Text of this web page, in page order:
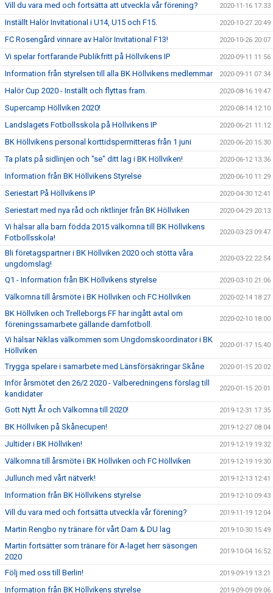
Vill du vara med och fortsätta att utveckla vår förening? 2020-11-16 17:33
Inställt Halör Invitational i U14, U15 och F15. 2020-10-27 20:49
FC Rosengård vinnare av Halör Invitational F13! 2020-10-26 20:07
Vi spelar fortfarande Publikfritt på Höllvikens IP 2020-09-11 11:56
Information från styrelsen till alla BK Höllvikens medlemmar 2020-09-11 07:34
Halör Cup 2020 - Inställt och flyttas fram. 2020-08-16 19:47
Supercamp Höllviken 2020! 2020-08-14 12:10
Landslagets Fotbollsskola på Höllvikens IP 2020-06-21 11:12
BK Höllvikens personal korttidspermitteras från 1 juni 2020-06-20 15:30
Ta plats på sidlinjen och "se" ditt lag i BK Höllviken! 2020-06-12 13:36
Information från BK Höllvikens Styrelse 2020-06-10 11:29
Seriestart På Höllvikens IP 2020-04-30 12:41
Seriestart med nya råd och riktlinjer från BK Höllviken 2020-04-29 20:13
Vi hälsar alla barn födda 2015 välkomna till BK Höllvikens
Fotbollsskola!
2020-03-23 09:47
Bli företagspartner i BK Höllviken 2020 och stötta våra
ungdomslag!
2020-03-22 22:54
Q1 - Information från BK Höllvikens styrelse 2020-03-10 21:06
Välkomna till årsmöte i BK Höllviken och FC Höllviken 2020-02-14 18:27
BK Höllviken och Trelleborgs FF har ingått avtal om
föreningssamarbete gällande damfotboll.
2020-02-10 18:00
Vi hälsar Niklas välkommen som Ungdomskoordinator i BK
Höllviken
2020-01-17 15:40
Trygga spelare i samarbete med Länsförsäkringar Skåne 2020-01-15 20:02
Inför årsmötet den 26/2 2020 - Valberedningens förslag till
kandidater
2020-01-15 20:01
Gott Nytt År och Välkomna till 2020! 2019-12-31 17:35
BK Höllviken på Skånecupen! 2019-12-27 08:04
Jultider i BK Höllviken! 2019-12-19 19:32
Välkomna till årsmöte i BK Höllviken och FC Höllviken 2019-12-19 19:30
Jullunch med vårt nätverk! 2019-12-13 12:41
Information från BK Höllvikens styrelse 2019-12-10 09:43
Vill du vara med och fortsätta utveckla vår förening? 2019-11-19 12:04
Martin Rengbo ny tränare för vårt Dam & DU lag 2019-10-30 15:49
Martin fortsätter som tränare för A-laget herr säsongen
2020
2019-10-04 16:52
Följ med oss till Berlin! 2019-09-19 13:21
Information från BK Höllvikens styrelse 2019-09-09 09:06